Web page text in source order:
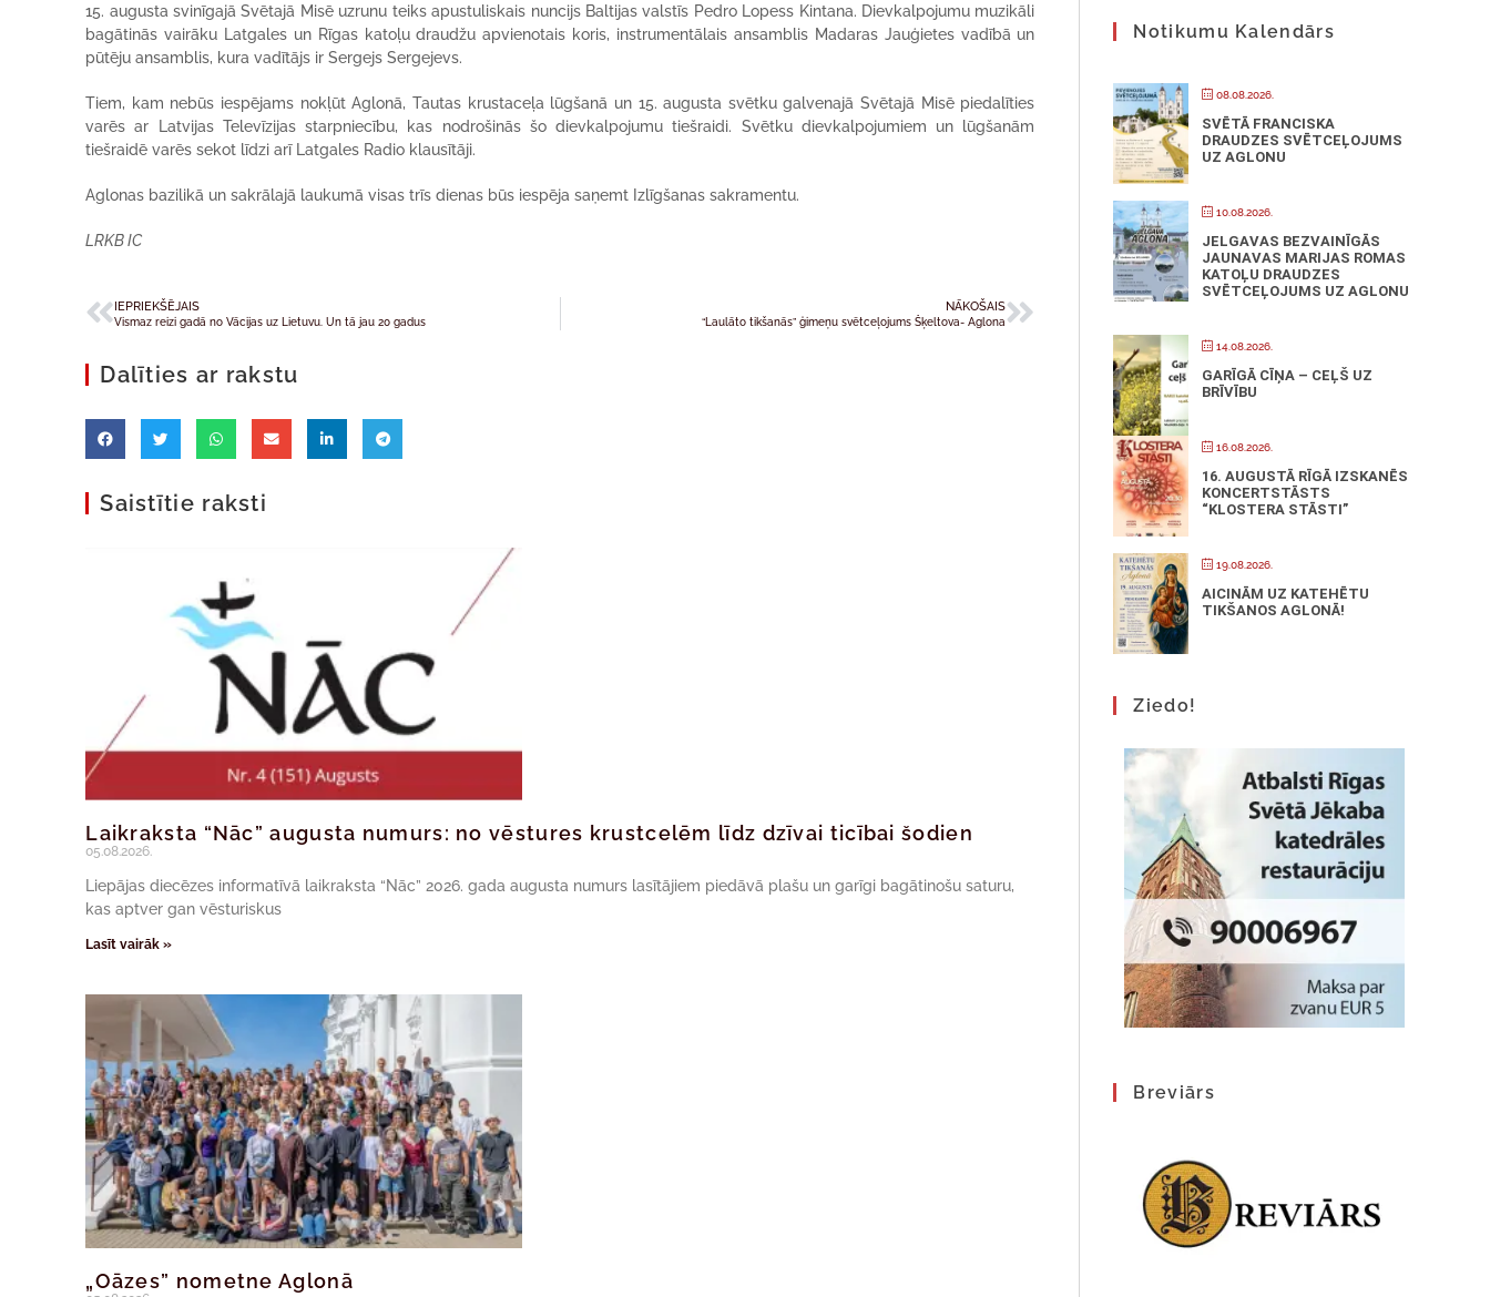
15. augusta svinīgajā Svētajā Misē uzrunu teiks apustuliskais nuncijs Baltijas valstīs Pedro Lopess Kintana. Dievkalpojumu muzikāli
bagātinās vairāku Latgales un Rīgas katoļu draudžu apvienotais koris, instrumentālais ansamblis Madaras Jauģietes vadībā un
pūtēju ansamblis, kura vadītājs ir Sergejs Sergejevs.
Tiem, kam nebūs iespējams nokļūt Aglonā, Tautas krustaceļa lūgšanā un 15. augusta svētku galvenajā Svētajā Misē piedalīties
varēs ar Latvijas Televīzijas starpniecību, kas nodrošinās šo dievkalpojumu tiešraidi. Svētku dievkalpojumiem un lūgšanām
tiešraidē varēs sekot līdzi arī Latgales Radio klausītāji.
Aglonas bazilikā un sakrālajā laukumā visas trīs dienas būs iespēja saņemt Izlīgšanas sakramentu.
LRKB IC
IEPRIEKŠĒJAIS
Vismaz reizi gadā no Vācijas uz Lietuvu. Un tā jau 20 gadus
NĀKOŠAIS
“Laulāto tikšanās” ģimeņu svētceļojums Šķeltova- Aglona
Dalīties ar rakstu
Saistītie raksti
Laikraksta “Nāc” augusta numurs: no vēstures krustcelēm līdz dzīvai ticībai šodien
05.08.2026.
Liepājas diecēzes informatīvā laikraksta “Nāc” 2026. gada augusta numurs lasītājiem piedāvā plašu un garīgi bagātinošu saturu,
kas aptver gan vēsturiskus
Lasīt vairāk »
„Oāzes” nometne Aglonā
Notikumu Kalendārs
08.08.2026.
SVĒTĀ FRANCISKA
DRAUDZES SVĒTCEĻOJUMS
UZ AGLONU
10.08.2026.
JELGAVAS BEZVAINĪGĀS
JAUNAVAS MARIJAS ROMAS
KATOĻU DRAUDZES
SVĒTCEĻOJUMS UZ AGLONU
14.08.2026.
GARĪGĀ CĪŅA – CEĻŠ UZ
BRĪVĪBU
16.08.2026.
16. AUGUSTĀ RĪGĀ IZSKANĒS
KONCERTSTĀSTS
“KLOSTERA STĀSTI”
19.08.2026.
AICINĀM UZ KATEHĒTU
TIKŠANOS AGLONĀ!
Ziedo!
Breviārs